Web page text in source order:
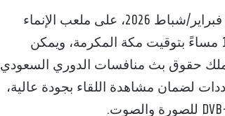
تُقام مباراة الأهلي والنجمة يوم الخميس الموافق 19 فبراير/شباط 2026، على ملعب الإنماء
بمدينة جدة، وتنطلق صافرة الحكم عند الساعة 10:00 مساءً بتوقيت مكة المكرمة، ويمكن
حقوق بث منافسات الدوري السعودي
لضمان مشاهدة اللقاء بجودة عالية،